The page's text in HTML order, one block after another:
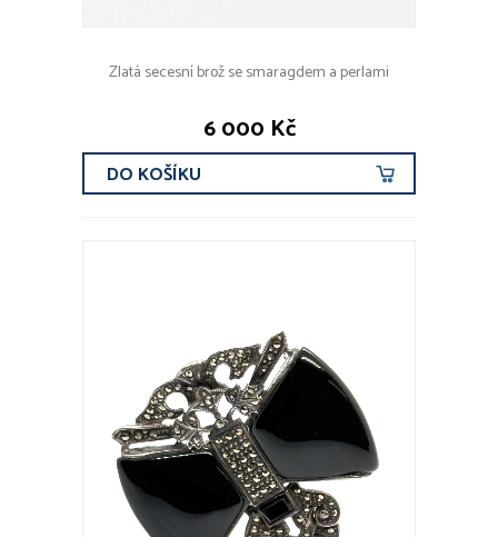
Zlatá secesní brož se smaragdem a perlami
6 000 Kč
DO KOŠÍKU